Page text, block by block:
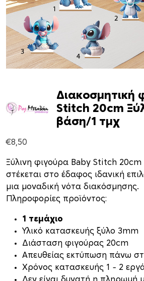
Διακοσμητική
Stitch 20cm
βάση/1 τμχ
€8,50
Ξύλινη φιγούρα Baby Stitch
στέκεται στο έδαφος ιδανική
μια μοναδική νότα διακόσμησης.
Πληροφορίες προϊόντος:
1 τεμάχιο
Υλικό κατασκευής ξύλο 3mm
Διάσταση φιγούρας 20cm
Απευθείας εκτύπωση πάνω
Xρόνος κατασκευής 1 – 2